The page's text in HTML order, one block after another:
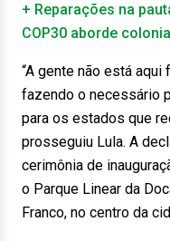
+ Reparações na
COP30 aborde
“A gente não está
fazendo o necessário
para os estados que
prosseguiu Lula. A
cerimônia de
o Parque Linear da
Franco, no centro da